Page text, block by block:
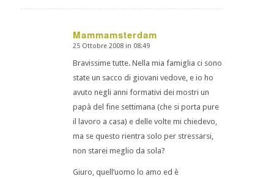
Mammamsterdam
dice:
25 Ottobre 2008 in 08:49
Bravissime tutte. Nella mia famiglia ci sono
state un sacco di giovani vedove, e io ho
avuto negli anni formativi dei mostri un
papà del fine settimana (che si porta pure
il lavoro a casa) e delle volte mi chiedevo,
ma se questo rientra solo per stressarsi,
non starei meglio da sola?
Giuro, quell’uomo lo amo ed è